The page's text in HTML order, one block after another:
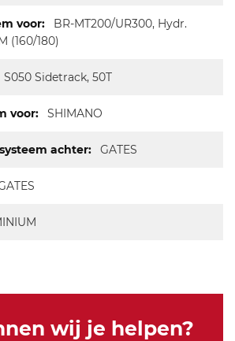
BR-MT200/UR300, Hydr.
(160/180)
S050 Sidetrack, 50T
SHIMANO
GATES
wij je helpen?